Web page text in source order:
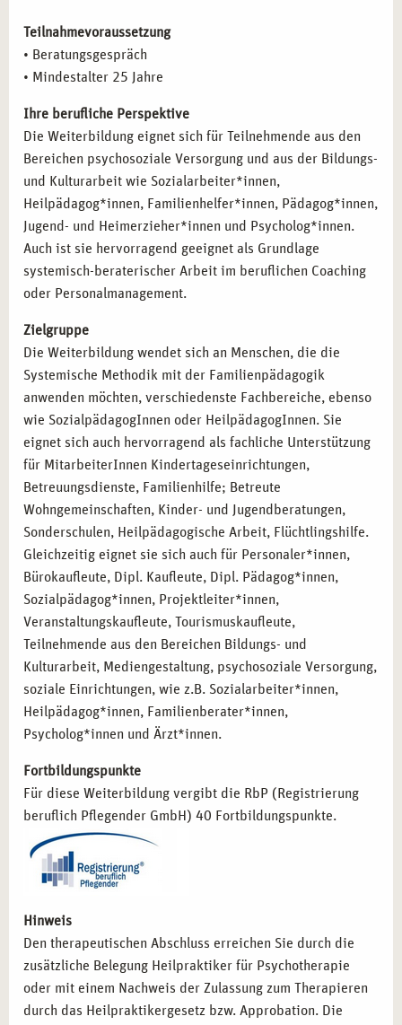
Teilnahmevoraussetzung
• Beratungsgespräch
• Mindestalter 25 Jahre
Ihre berufliche Perspektive
Die Weiterbildung eignet sich für Teilnehmende aus den
Bereichen psychosoziale Versorgung und aus der Bildungs-
und Kulturarbeit wie Sozialarbeiter*innen,
Heilpädagog*innen, Familienhelfer*innen, Pädagog*innen,
Jugend- und Heimerzieher*innen und Psycholog*innen.
Auch ist sie hervorragend geeignet als Grundlage
systemisch-beraterischer Arbeit im beruflichen Coaching
oder Personalmanagement.
Zielgruppe
Die Weiterbildung wendet sich an Menschen, die die
Systemische Methodik mit der Familienpädagogik
anwenden möchten, verschiedenste Fachbereiche, ebenso
wie SozialpädagogInnen oder HeilpädagogInnen. Sie
eignet sich auch hervorragend als fachliche Unterstützung
für MitarbeiterInnen Kindertageseinrichtungen,
Betreuungsdienste, Familienhilfe; Betreute
Wohngemeinschaften, Kinder- und Jugendberatungen,
Sonderschulen, Heilpädagogische Arbeit, Flüchtlingshilfe.
Gleichzeitig eignet sie sich auch für Personaler*innen,
Bürokaufleute, Dipl. Kaufleute, Dipl. Pädagog*innen,
Sozialpädagog*innen, Projektleiter*innen,
Veranstaltungskaufleute, Tourismuskaufleute,
Teilnehmende aus den Bereichen Bildungs- und
Kulturarbeit, Mediengestaltung, psychosoziale Versorgung,
soziale Einrichtungen, wie z.B. Sozialarbeiter*innen,
Heilpädagog*innen, Familienberater*innen,
Psycholog*innen und Ärzt*innen.
Fortbildungspunkte
Für diese Weiterbildung vergibt die RbP (Registrierung
beruflich Pflegender GmbH) 40 Fortbildungspunkte.
Hinweis
Den therapeutischen Abschluss erreichen Sie durch die
zusätzliche Belegung Heilpraktiker für Psychotherapie
oder mit einem Nachweis der Zulassung zum Therapieren
durch das Heilpraktikergesetz bzw. Approbation. Die